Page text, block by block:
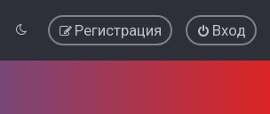
Вход
Регистрация